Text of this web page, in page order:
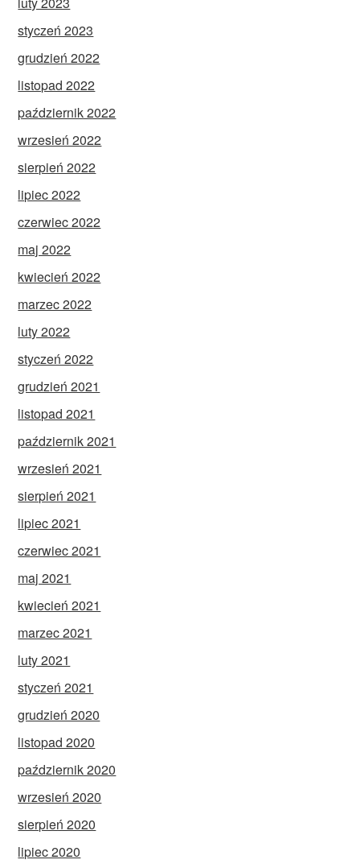
styczeń 2023
grudzień 2022
listopad 2022
październik 2022
wrzesień 2022
sierpień 2022
lipiec 2022
czerwiec 2022
maj 2022
kwiecień 2022
marzec 2022
luty 2022
styczeń 2022
grudzień 2021
listopad 2021
październik 2021
wrzesień 2021
sierpień 2021
lipiec 2021
czerwiec 2021
maj 2021
kwiecień 2021
marzec 2021
luty 2021
styczeń 2021
grudzień 2020
listopad 2020
październik 2020
wrzesień 2020
sierpień 2020
lipiec 2020